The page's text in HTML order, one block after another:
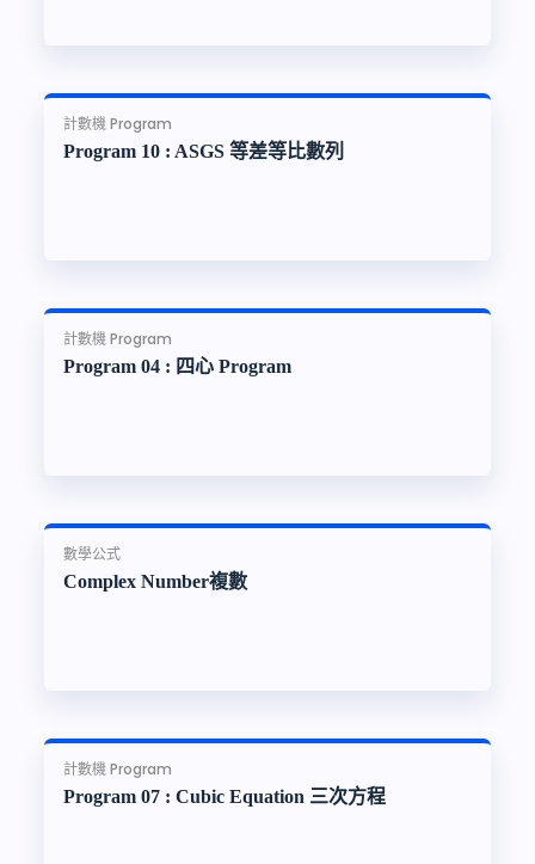
計數機 Program
Program 10 : ASGS 等差等比數列
計數機 Program
Program 04 : 四心 Program
數學公式
Complex Number複數
計數機 Program
Program 07 : Cubic Equation 三次方程